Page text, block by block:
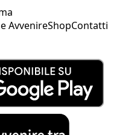
AvvenireShopContatti